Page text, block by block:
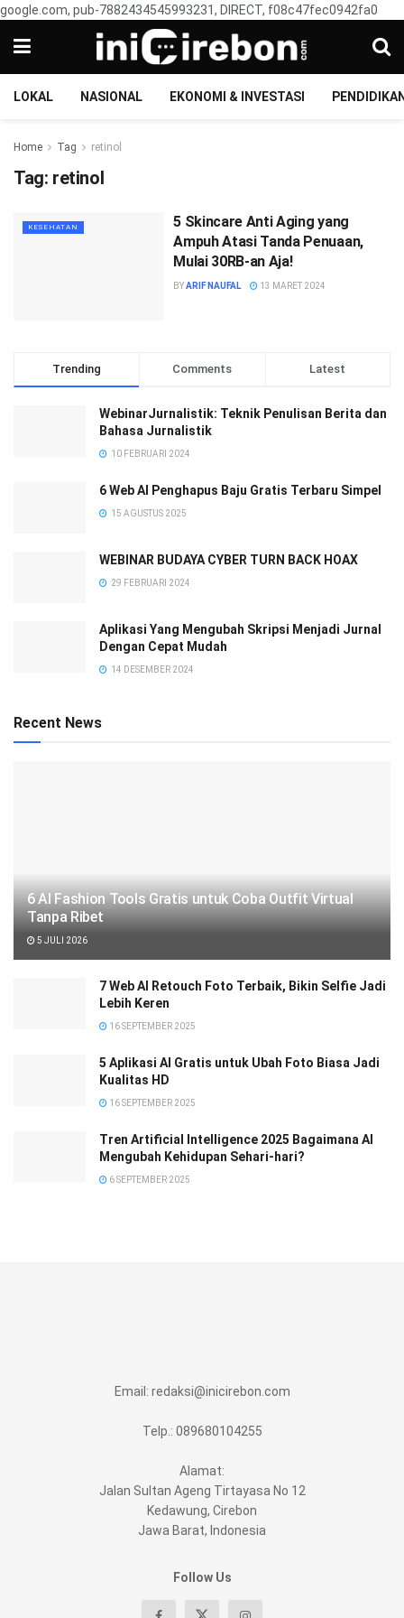
google.com, pub-7882434545993231, DIRECT, f08c47fec0942fa0
LOKAL NASIONAL EKONOMI & INVESTASI
Home Tag retinol
Tag: retinol
KESEHATAN
5 Skincare Anti Aging yang
Ampuh Atasi Tanda Penuaan,
Mulai 30RB-an Aja!
BYARIF NAUFAL 13 MARET 2024
Trending Comments Latest
WebinarJurnalistik: Teknik Penulisan Berita dan
Bahasa Jurnalistik
10 FEBRUARI 2024
6 Web AI Penghapus Baju Gratis Terbaru Simpel
15 AGUSTUS 2025
WEBINAR BUDAYA CYBER TURN BACK HOAX
29 FEBRUARI 2024
Aplikasi Yang Mengubah Skripsi Menjadi Jurnal
Dengan Cepat Mudah
14 DESEMBER 2024
Recent News
6 AI Fashion Tools Gratis untuk Coba Outfit Virtual
Tanpa Ribet
5 JULI 2026
7 Web AI Retouch Foto Terbaik, Bikin Selfie Jadi
Lebih Keren
16 SEPTEMBER 2025
5 Aplikasi AI Gratis untuk Ubah Foto Biasa Jadi
Kualitas HD
16 SEPTEMBER 2025
Tren Artificial Intelligence 2025 Bagaimana AI
Mengubah Kehidupan Sehari-hari?
6 SEPTEMBER 2025
Email: redaksi@inicirebon.com
Telp.: 089680104255
Alamat:
Jalan Sultan Ageng Tirtayasa No 12
Kedawung, Cirebon
Jawa Barat, Indonesia
Follow Us